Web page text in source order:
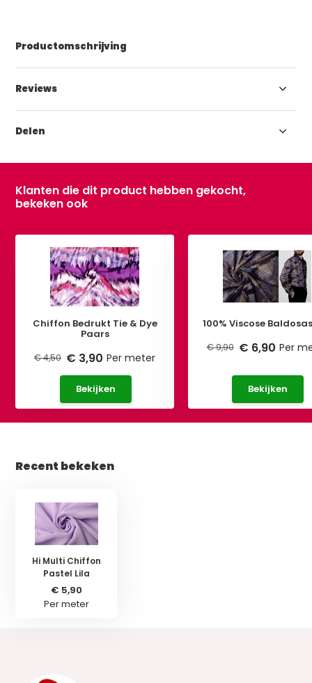
Productomschrijving
Reviews
Delen
Klanten die dit product hebben gekocht,
bekeken ook
Chiffon Bedrukt Tie & Dye
Paars
€ 4,50 € 3,90 Per meter
Bekijken
100% Viscose
€ 9,90 € 6,90 Per
Bekijken
Recent bekeken
Hi Multi Chiffon
Pastel Lila
€ 5,90
Per meter